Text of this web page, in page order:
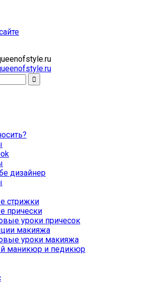
и красоте. Истории преображения и
о процедурах и косметике
дизайнер
стрижки
прически
уроки причесок
макияжа
уроки макияжа
маникюр и педикюр